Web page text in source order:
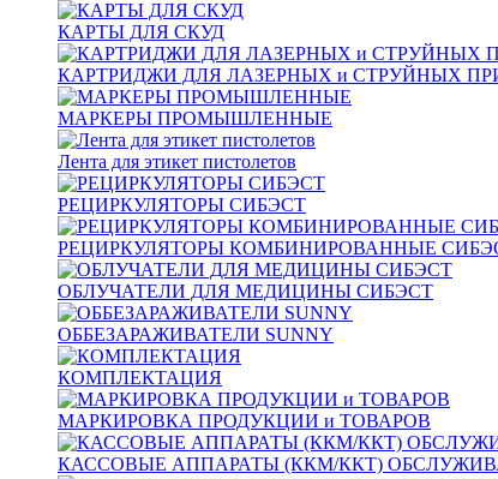
КАРТЫ ДЛЯ СКУД
КАРТРИДЖИ ДЛЯ ЛАЗЕРНЫХ и СТРУЙНЫХ
МАРКЕРЫ ПРОМЫШЛЕННЫЕ
Лента для этикет пистолетов
РЕЦИРКУЛЯТОРЫ СИБЭСТ
РЕЦИРКУЛЯТОРЫ КОМБИНИРОВАННЫЕ
ОБЛУЧАТЕЛИ ДЛЯ МЕДИЦИНЫ СИБЭСТ
ОББЕЗАРАЖИВАТЕЛИ SUNNY
КОМПЛЕКТАЦИЯ
МАРКИРОВКА ПРОДУКЦИИ и ТОВАРОВ
КАССОВЫЕ АППАРАТЫ (ККМ/ККТ)